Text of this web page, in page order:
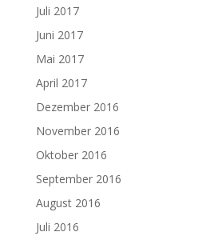
Juli 2017
Juni 2017
Mai 2017
April 2017
Dezember 2016
November 2016
Oktober 2016
September 2016
August 2016
Juli 2016